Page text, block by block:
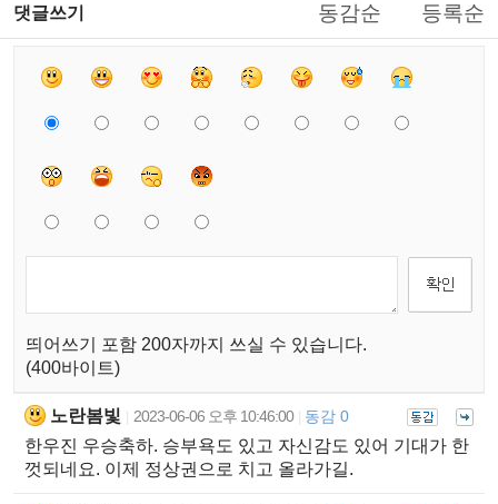
댓글쓰기 동감순 등록순
띄어쓰기 포함 200자까지 쓰실 수 있습니다.
(400바이트)
노란봄빛 2023-06-06 오후 10:46:00 동감 0
한우진 우승축하. 승부욕도 있고 자신감도 있어 기대가 한
껏되네요. 이제 정상권으로 치고 올라가길.